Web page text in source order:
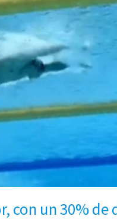
con un 30% de